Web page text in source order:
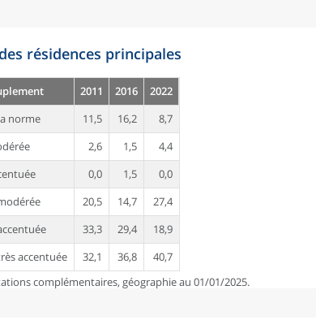
résidences principales
2011 2016
2022
norme
11,5 16,2
8,7
2,6 1,5
4,4
0,0 1,5
0,0
20,5 14,7
27,4
33,3 29,4
18,9
accentuée
32,1 36,8
40,7
complémentaires, géographie au 01/01/2025.